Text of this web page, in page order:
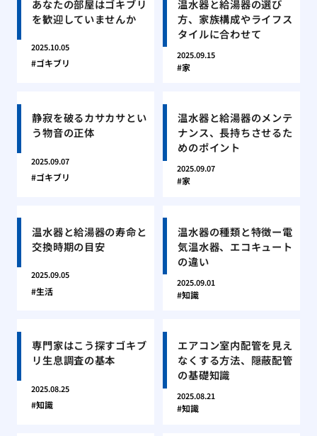
あなたの部屋はゴキブリ
を歓迎していませんか
2025.10.05
ゴキブリ
温水器と給湯器の選び
方、家族構成やライフス
タイルに合わせて
2025.09.15
家
静寂を破るカサカサとい
う物音の正体
2025.09.07
ゴキブリ
温水器と給湯器のメンテ
ナンス、長持ちさせるた
めのポイント
2025.09.07
家
温水器と給湯器の寿命と
交換時期の目安
2025.09.05
生活
温水器の種類と特徴ー電
気温水器、エコキュート
の違い
2025.09.01
知識
専門家はこう探すゴキブ
リ生息調査の基本
2025.08.25
知識
エアコン室内配管を見え
なくする方法、隠蔽配管
の基礎知識
2025.08.21
知識